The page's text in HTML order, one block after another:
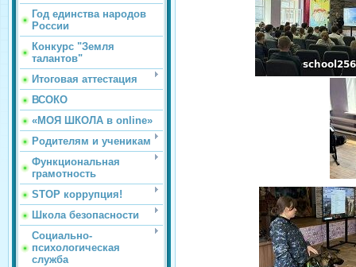
Год единства народов
России
Конкурс "Земля
талантов"
Итоговая аттестация
ВСОКО
«МОЯ ШКОЛА в online»
Родителям и ученикам
Функциональная
грамотность
STOP коррупция!
Школа безопасности
Социально-
психологическая
служба